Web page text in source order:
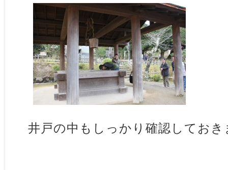
井戸の中もしっかり確認しておき